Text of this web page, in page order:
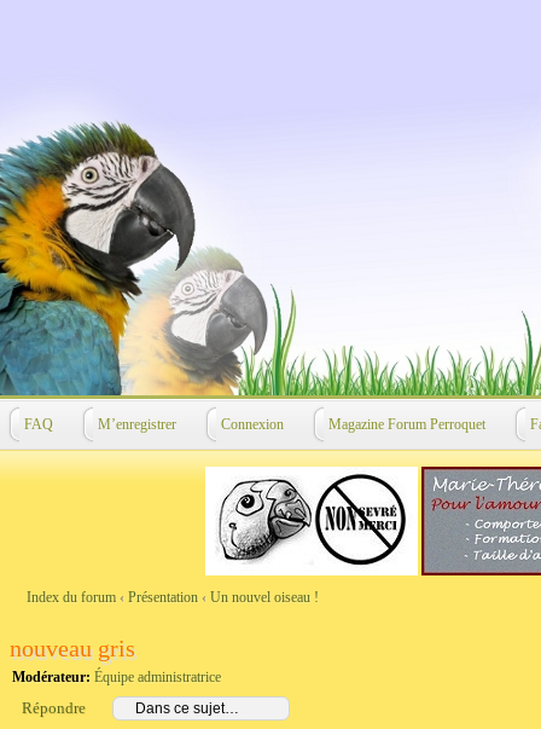
FAQ M’enregistrer Connexion Magazine Forum Perroquet
Index du forum ‹ Présentation ‹ Un nouvel oiseau !
nouveau gris
Modérateur: Équipe administratrice
Répondre